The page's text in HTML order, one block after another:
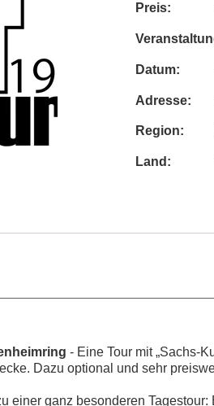
Preis:
Datum:
Adresse:
Region:
Land:
- Eine Tour mit „Sachs-
Dazu optional und sehr
einer ganz besonderen